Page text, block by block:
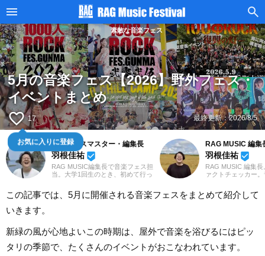
素敵な音楽フェス
5月の音楽フェス【2026】野外フェス・
イベントまとめ
favorite_border 17
お気に入りに登録
最終更新：2026/8/5
音楽フェスマスター・編集長
羽根佳祐 beenhere
RAG MUSIC編集長で音楽フェス担
当。大学1回生のとき、初めて行っ
こんなに楽しい場所があるんだ」
とその魅力に取り憑かれました。
RAG MUSIC 編集
羽根佳祐 beenhere
RAG MUSIC 編集
ァクトチェッカー
2016年からRAG
一員に。小学校で
楽曲紹介記事をは
楽フェスの紹介記
ートなど、自身の
までの業務で培っ
この記事では、5月に開催される音楽フェスをまとめて紹介して
いきます。
新緑の風が心地よいこの時期は、屋外で音楽を浴びるにはピッ
タリの季節で、たくさんのイベントがおこなわれています。